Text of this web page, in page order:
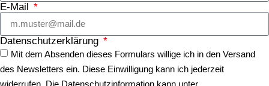
E-Mail
Datenschutzerklärung
Mit dem Absenden dieses Formulars willige ich in den Versand
des Newsletters ein. Diese Einwilligung kann ich jederzeit
widerrufen. Die Datenschutzinformation kann unter